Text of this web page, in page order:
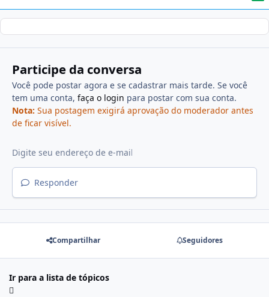
Participe da conversa
Você pode postar agora e se cadastrar mais tarde. Se você
tem uma conta, faça o login para postar com sua conta.
Nota: Sua postagem exigirá aprovação do moderador antes
de ficar visível.
Responder
Compartilhar Seguidores
Ir para a lista de tópicos